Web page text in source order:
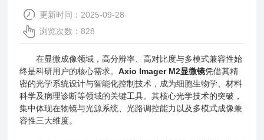
更新时间：2025-09-28
浏览次数：828
在显微成像领域，高分辨率、高对比度与多模式兼容性始
终是科研用户的核心需求。Axio lmager M2显微镜凭借其精
密的光学系统设计与智能化控制技术，成为细胞生物学、材料
科学及病理诊断等领域的关键工具。其核心光学技术的突破，
集中体现在物镜与光源系统、光路调控能力以及多模式成像兼
容性三大维度。